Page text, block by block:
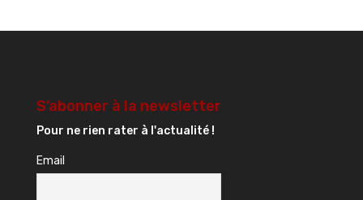
S’abonner à la newsletter
Pour ne rien rater à l'actualité !
Email